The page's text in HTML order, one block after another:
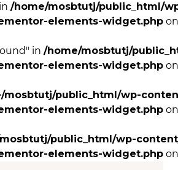
/home/mosbtutj/public_html/
elements-widget.php
in /home/mosbtutj/
elements-widget.php
mosbtutj/public_html/wp-
elements-widget.php
public_html/wp-
elements-widget.php